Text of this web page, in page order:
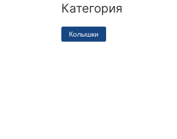
Категория
Колышки